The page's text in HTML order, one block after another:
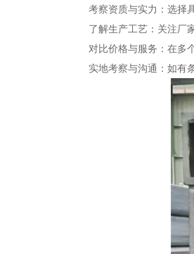
考察资质与实力：选择具
了解生产工艺：关注厂家
对比价格与服务：在多个
实地考察与沟通：如有条